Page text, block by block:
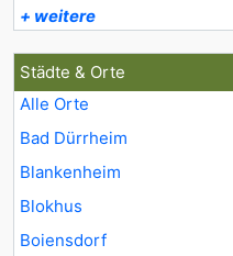
+ weitere
Städte & Orte
Alle Orte
Bad Dürrheim
Blankenheim
Blokhus
Boiensdorf